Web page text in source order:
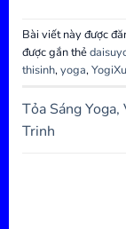
Bài viết này được
được gắn thẻ
thisinh,yoga,
Tỏa Sáng
Trinh